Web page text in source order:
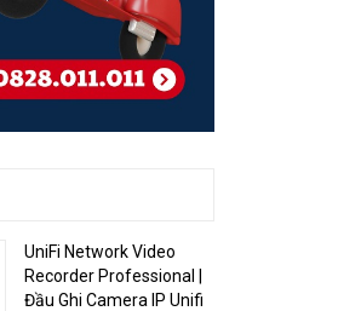
UniFi Network Video
Recorder Professional |
Đầu Ghi Camera IP Unifi